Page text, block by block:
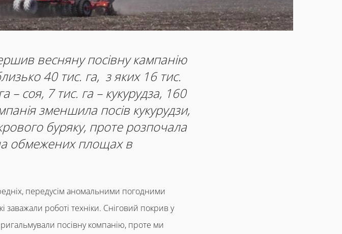
весняну посівну кампанію
40 тис. га, з яких 16 тис.
– соя, 7 тис. га – кукурудза, 160
зменшила посів кукурудзи,
буряку, проте розпочала
обмежених площах в
передусім аномальними погодними
роботі техніки. Сніговий покрив у
посівну компанію, проте ми